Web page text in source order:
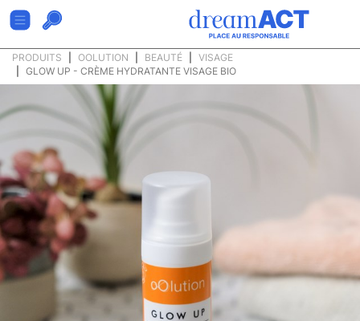
PRODUITS OOLUTION BEAUTÉ
VISAGE
GLOW UP - CRÈME HYDRATANTE VISAGE BIO